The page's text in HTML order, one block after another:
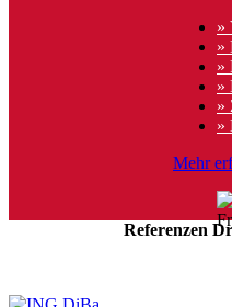
»
»
»
»
»
»
Mehr
Referenzen